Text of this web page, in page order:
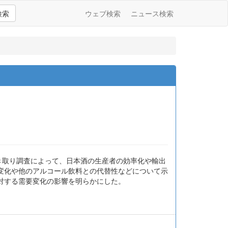
索 ウェブ検索 ニュース検索
り調査によって、日本酒の生産者の効率化や輸出
や他のアルコール飲料との代替性などについて示
る需要変化の影響を明らかにした。